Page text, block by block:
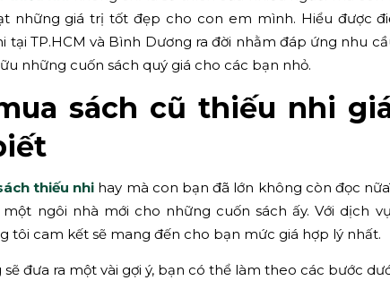
những giá trị tốt đẹp cho con em mình. Hiểu được
tại TP.HCM và Bình Dương ra đời nhằm đáp ứng nhu
những cuốn sách quý giá cho các bạn nhỏ.
sách cũ thiếu nhi
thiếu nhi hay mà con bạn đã lớn không còn đọc
ngôi nhà mới cho những cuốn sách ấy. Với dịch
tôi cam kết sẽ mang đến cho bạn mức giá hợp lý nhất.
đưa ra một vài gợi ý, bạn có thể làm theo các bước